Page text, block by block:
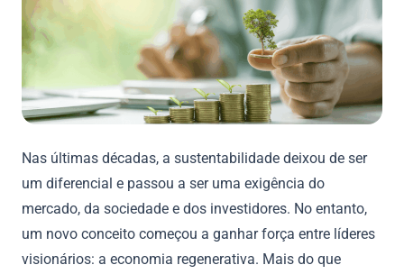
Nas últimas décadas, a sustentabilidade deixou de ser
um diferencial e passou a ser uma exigência do
mercado, da sociedade e dos investidores. No entanto,
um novo conceito começou a ganhar força entre líderes
visionários: a economia regenerativa. Mais do que